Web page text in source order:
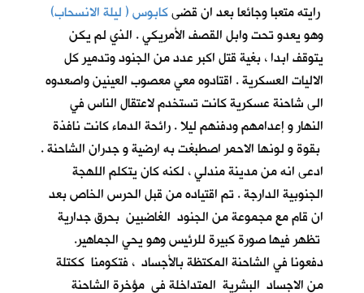
رايته متعبا وجائعا بعد ان قضىكابوس ( ليلة الانسحاب)
وهو يعدو تحت وابل القصف الأمريكي . الذي لم يكن
يتوقف ابدا ، بغية قتل اكبر عدد من الجنود وتدمير كل
الاليات العسكرية . اقتادوه معي معصوب العينين واصعدوه
الى شاحنة عسكرية كانت تستخدم لاعتقال الناس في
النهار و إعدامهم ودفنهم ليلا . رائحة الدماء كانت نافذة
بقوة و لونها الاحمر اصطبغت به ارضية و جدران الشاحنة .
ادعى انه من مدينة مندلي ، لكنه كان يتكلم اللهجة
الجنوبية الدارجة . تم اقتياده من قبل الحرس الخاص بعد
ان قام مع مجموعة من الجنود الغاضبين بحرق جدارية
تظهر فيها صورة كبيرة للرئيس وهو يحي الجماهير.
دفعونا في الشاحنة المكتظة بالأجساد ، فتكومنا ككتلة
من الاجساد البشرية المتداخلة في مؤخرة الشاحنة